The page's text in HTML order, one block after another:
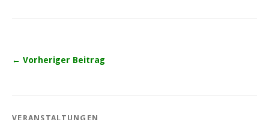
← Vorheriger Beitrag
VERANSTALTUNGEN